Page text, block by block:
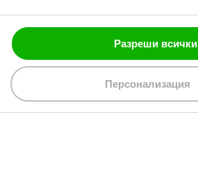
Разреши всички
Персонализация
088 200 7002
shop@bobimx.com